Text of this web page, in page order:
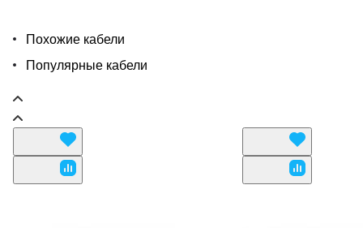
Похожие кабели
Популярные кабели